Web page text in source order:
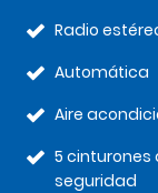
Radio
Automática
Aire
5 cinturones
seguridad